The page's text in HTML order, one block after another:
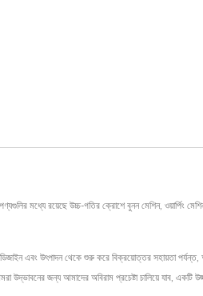
রয়েছে উচ্চ-গতির ক্রোশে বুনন মেশিন, ওয়ার্পিং মেশিন
এবং উৎপাদন থেকে শুরু করে বিক্রয়োত্তর সহায়তা
উদ্ভাবনের জন্য আমাদের অবিরাম প্রচেষ্টা চালিয়ে যাব, একটি